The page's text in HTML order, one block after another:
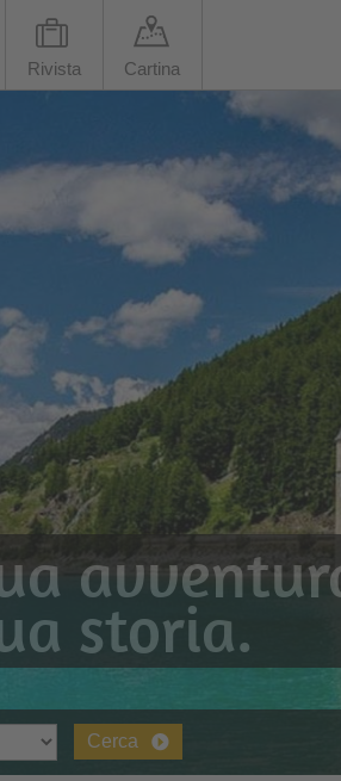
Rivista Cartina
storia.
Cerca